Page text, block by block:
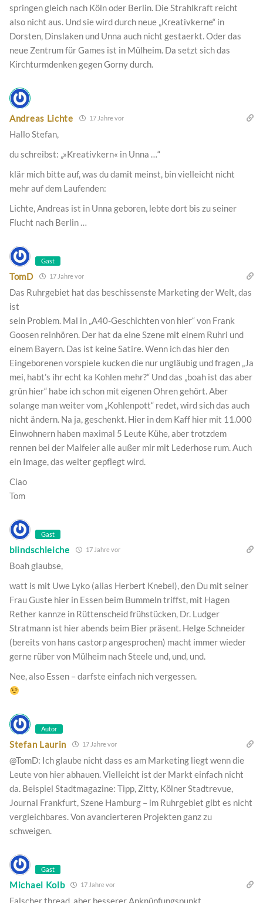
springen gleich nach Köln oder Berlin. Die Strahlkraft reicht
also nicht aus. Und sie wird durch neue „Kreativkerne“ in
Dorsten, Dinslaken und Unna auch nicht gestaerkt. Oder das
neue Zentrum für Games ist in Mülheim. Da setzt sich das
Kirchturmdenken gegen Gorny durch.
Andreas Lichte 17 Jahre vor
Hallo Stefan,
du schreibst: „»Kreativkern« in Unna …“
klär mich bitte auf, was du damit meinst, bin vielleicht nicht
mehr auf dem Laufenden:
Lichte, Andreas ist in Unna geboren, lebte dort bis zu seiner
Flucht nach Berlin …
Gast
TomD 17 Jahre vor
Das Ruhrgebiet hat das beschissenste Marketing der Welt, das
ist
sein Problem. Mal in „A40-Geschichten von hier“ von Frank
Goosen reinhören. Der hat da eine Szene mit einem Ruhri und
einem Bayern. Das ist keine Satire. Wenn ich das hier den
Eingeborenen vorspiele kucken die nur ungläubig und fragen „Ja
mei, habt’s ihr echt ka Kohlen mehr?“ Und das „boah ist das aber
grün hier“ habe ich schon mit eigenen Ohren gehört. Aber
solange man weiter vom „Kohlenpott“ redet, wird sich das auch
nicht ändern. Na ja, geschenkt. Hier in dem Kaff hier mit 11.000
Einwohnern haben maximal 5 Leute Kühe, aber trotzdem
rennen bei der Maifeier alle außer mir mit Lederhose rum. Auch
ein Image, das weiter gepflegt wird.
Ciao
Tom
Gast
blindschleiche 17 Jahre vor
Boah glaubse,
watt is mit Uwe Lyko (alias Herbert Knebel), den Du mit seiner
Frau Guste hier in Essen beim Bummeln triffst, mit Hagen
Rether kannze in Rüttenscheid frühstücken, Dr. Ludger
Stratmann ist hier abends beim Bier präsent. Helge Schneider
(bereits von hans castorp angesprochen) macht immer wieder
gerne rüber von Mülheim nach Steele und, und, und.
Nee, also Essen – darfste einfach nich vergessen.
Autor
Stefan Laurin 17 Jahre vor
@TomD: Ich glaube nicht dass es am Marketing liegt wenn die
Leute von hier abhauen. Vielleicht ist der Markt einfach nicht
da. Beispiel Stadtmagazine: Tipp, Zitty, Kölner Stadtrevue,
Journal Frankfurt, Szene Hamburg – im Ruhrgebiet gibt es nicht
vergleichbares. Von avancierteren Projekten ganz zu
schweigen.
Gast
Michael Kolb 17 Jahre vor
Falscher thread, aber besserer Anknüpfungspunkt…